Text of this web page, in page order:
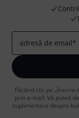
adresă de email*
Făcând clic pe
prin e-mail. Vă puteți
suplimentare despre